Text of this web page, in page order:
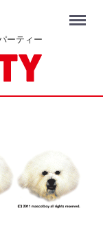
ーティー
Menu